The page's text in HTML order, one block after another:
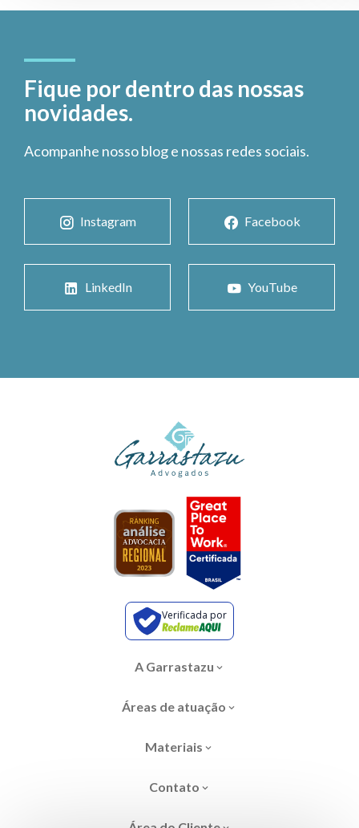
Fique por dentro das nossas
novidades.
Acompanhe nosso blog e nossas redes sociais.
Instagram Facebook
LinkedIn YouTube
Verificada por
A Garrastazu
Áreas de atuação
Materiais
Contato